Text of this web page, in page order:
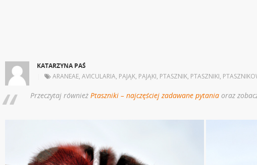
KATARZYNA PAŚ
ARANEAE, AVICULARIA, PAJĄK, PAJĄKI, PTASZNIK, PTASZNIKI,
Przeczytaj również Ptaszniki – najczęściej zadawane pytania oraz